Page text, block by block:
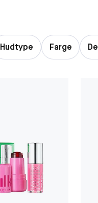
Hudtype Farge